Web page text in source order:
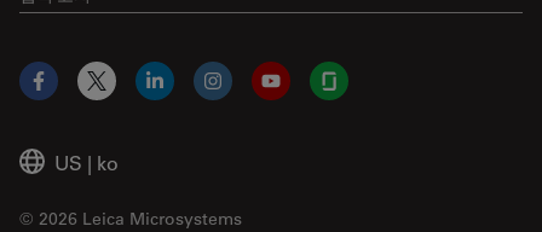
US | ko
© 2026 Leica Microsystems
Facebook
X LinkedInInstagramYouTubeGlassdoor